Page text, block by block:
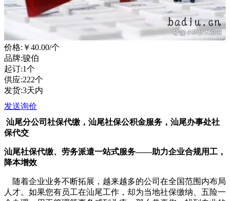
价格: ￥40.00/个
品牌:骏伯
起订:1个
供应:222个
发货:3天内
发送询价
汕尾分公司社保代缴，汕尾社保公积金服务 ，汕尾办事处社
保代交
汕尾社保代缴、劳务派遣一站式服务——助力企业合规用工，
降本增效
随着企业业务不断拓展，越来越多的公司在全国范围内布局
人才。如果您有员工在汕尾工作，却为当地社保缴纳、五险一